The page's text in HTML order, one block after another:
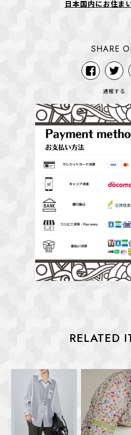
日本国内にお住ま
SHARE
通報する
RELATED